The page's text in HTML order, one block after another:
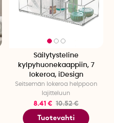
Säilytysteline
kylpyhuonekaappiin, 7
lokeroa, iDesign
Seitsemän lokeroa helppoon
lajitteluun
8.41 € 10.52 €
Tuotevahti